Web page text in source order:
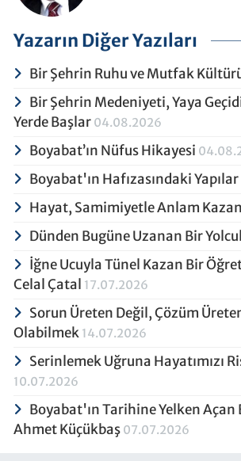
Yazarın Diğer Yazıları
Bir Şehrin Ruhu ve Mutfak
Bir Şehrin Medeniyeti, Yaya
Yerde Başlar 04.08.2026
Boyabat’ın Nüfus Hikayesi
Boyabat'ın Hafızasındaki Yapılar
Hayat, Samimiyetle Anlam
Dünden Bugüne Uzanan Bir
İğne Ucuyla Tünel Kazan Bir
Celal Çatal 17.07.2026
Sorun Üreten Değil, Çözüm
Olabilmek 14.07.2026
Serinlemek Uğruna Hayatımızı
10.07.2026
Boyabat'ın Tarihine Yelken Açan
Ahmet Küçükbaş 07.07.2026